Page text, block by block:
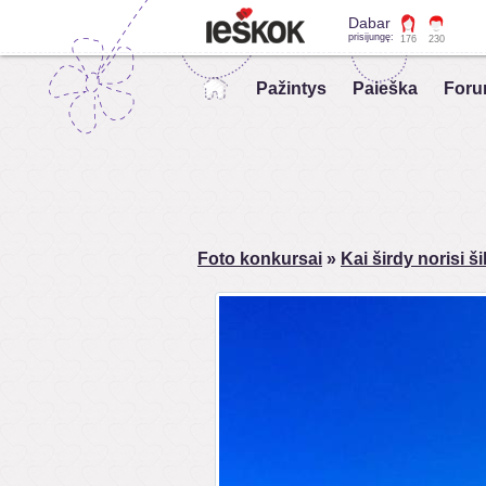
Dabar
prisijungę: 176 230
Pažintys Paieška
Foto konkursai » Kai širdy norisi